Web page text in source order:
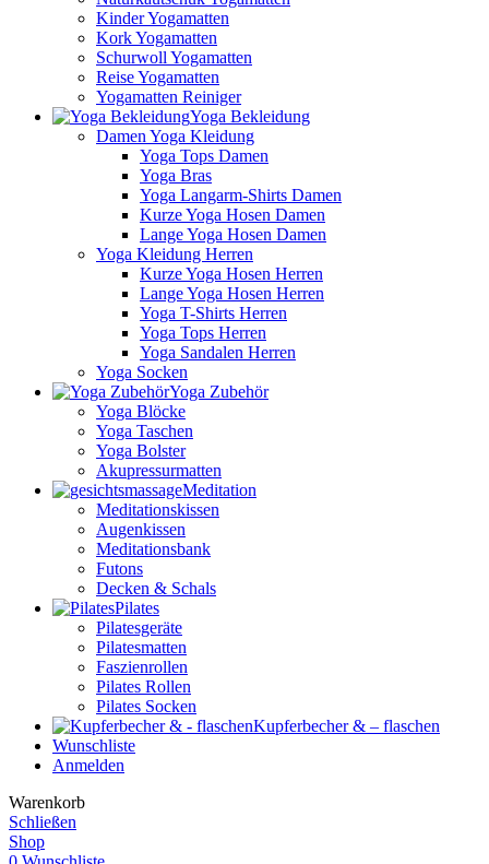
Kinder Yogamatten
Kork Yogamatten
Schurwoll Yogamatten
Reise Yogamatten
Yogamatten Reiniger
Yoga Bekleidung
Damen Yoga Kleidung
Yoga Tops Damen
Yoga Bras
Yoga Langarm-Shirts Damen
Kurze Yoga Hosen Damen
Lange Yoga Hosen Damen
Yoga Kleidung Herren
Kurze Yoga Hosen Herren
Lange Yoga Hosen Herren
Yoga T-Shirts Herren
Yoga Tops Herren
Yoga Sandalen Herren
Yoga Socken
Yoga Zubehör
Yoga Blöcke
Yoga Taschen
Yoga Bolster
Akupressurmatten
Meditation
Meditationskissen
Augenkissen
Meditationsbank
Futons
Decken & Schals
Pilates
Pilatesgeräte
Pilatesmatten
Faszienrollen
Pilates Rollen
Pilates Socken
Kupferbecher & – flaschen
Wunschliste
Anmelden
Warenkorb
Schließen
Shop